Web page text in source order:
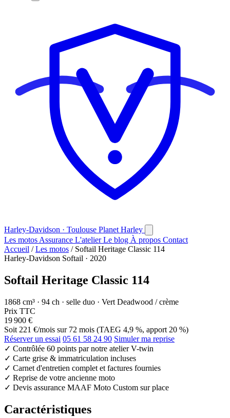
Harley-Davidson · Toulouse Planet Harley
Les motos Assurance L'atelierLe blog À propos Contact
Accueil /Les motos / Softail Heritage Classic 114
Harley-Davidson Softail · 2020
Softail Heritage Classic 114
1868 cm³ · 94 ch · selle duo · Vert Deadwood / crème
Prix TTC
19 900 €
Soit 221 €/mois sur 72 mois (TAEG 4,9 %, apport 20 %)
Réserver un essai 05 61 58 24 90 Simuler ma reprise
✓ Contrôlée 60 points par notre atelier V-twin
✓ Carte grise & immatriculation incluses
✓ Carnet d'entretien complet et factures fournies
✓ Reprise de votre ancienne moto
✓ Devis assurance MAAF Moto Custom sur place
Caractéristiques